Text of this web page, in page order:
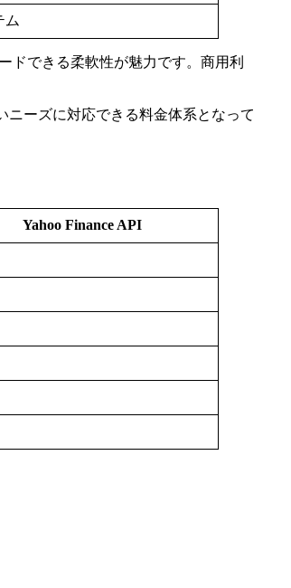
ム
ドできる柔軟性が魅力です。商用利
ーズに対応できる料金体系となって
Yahoo Finance API